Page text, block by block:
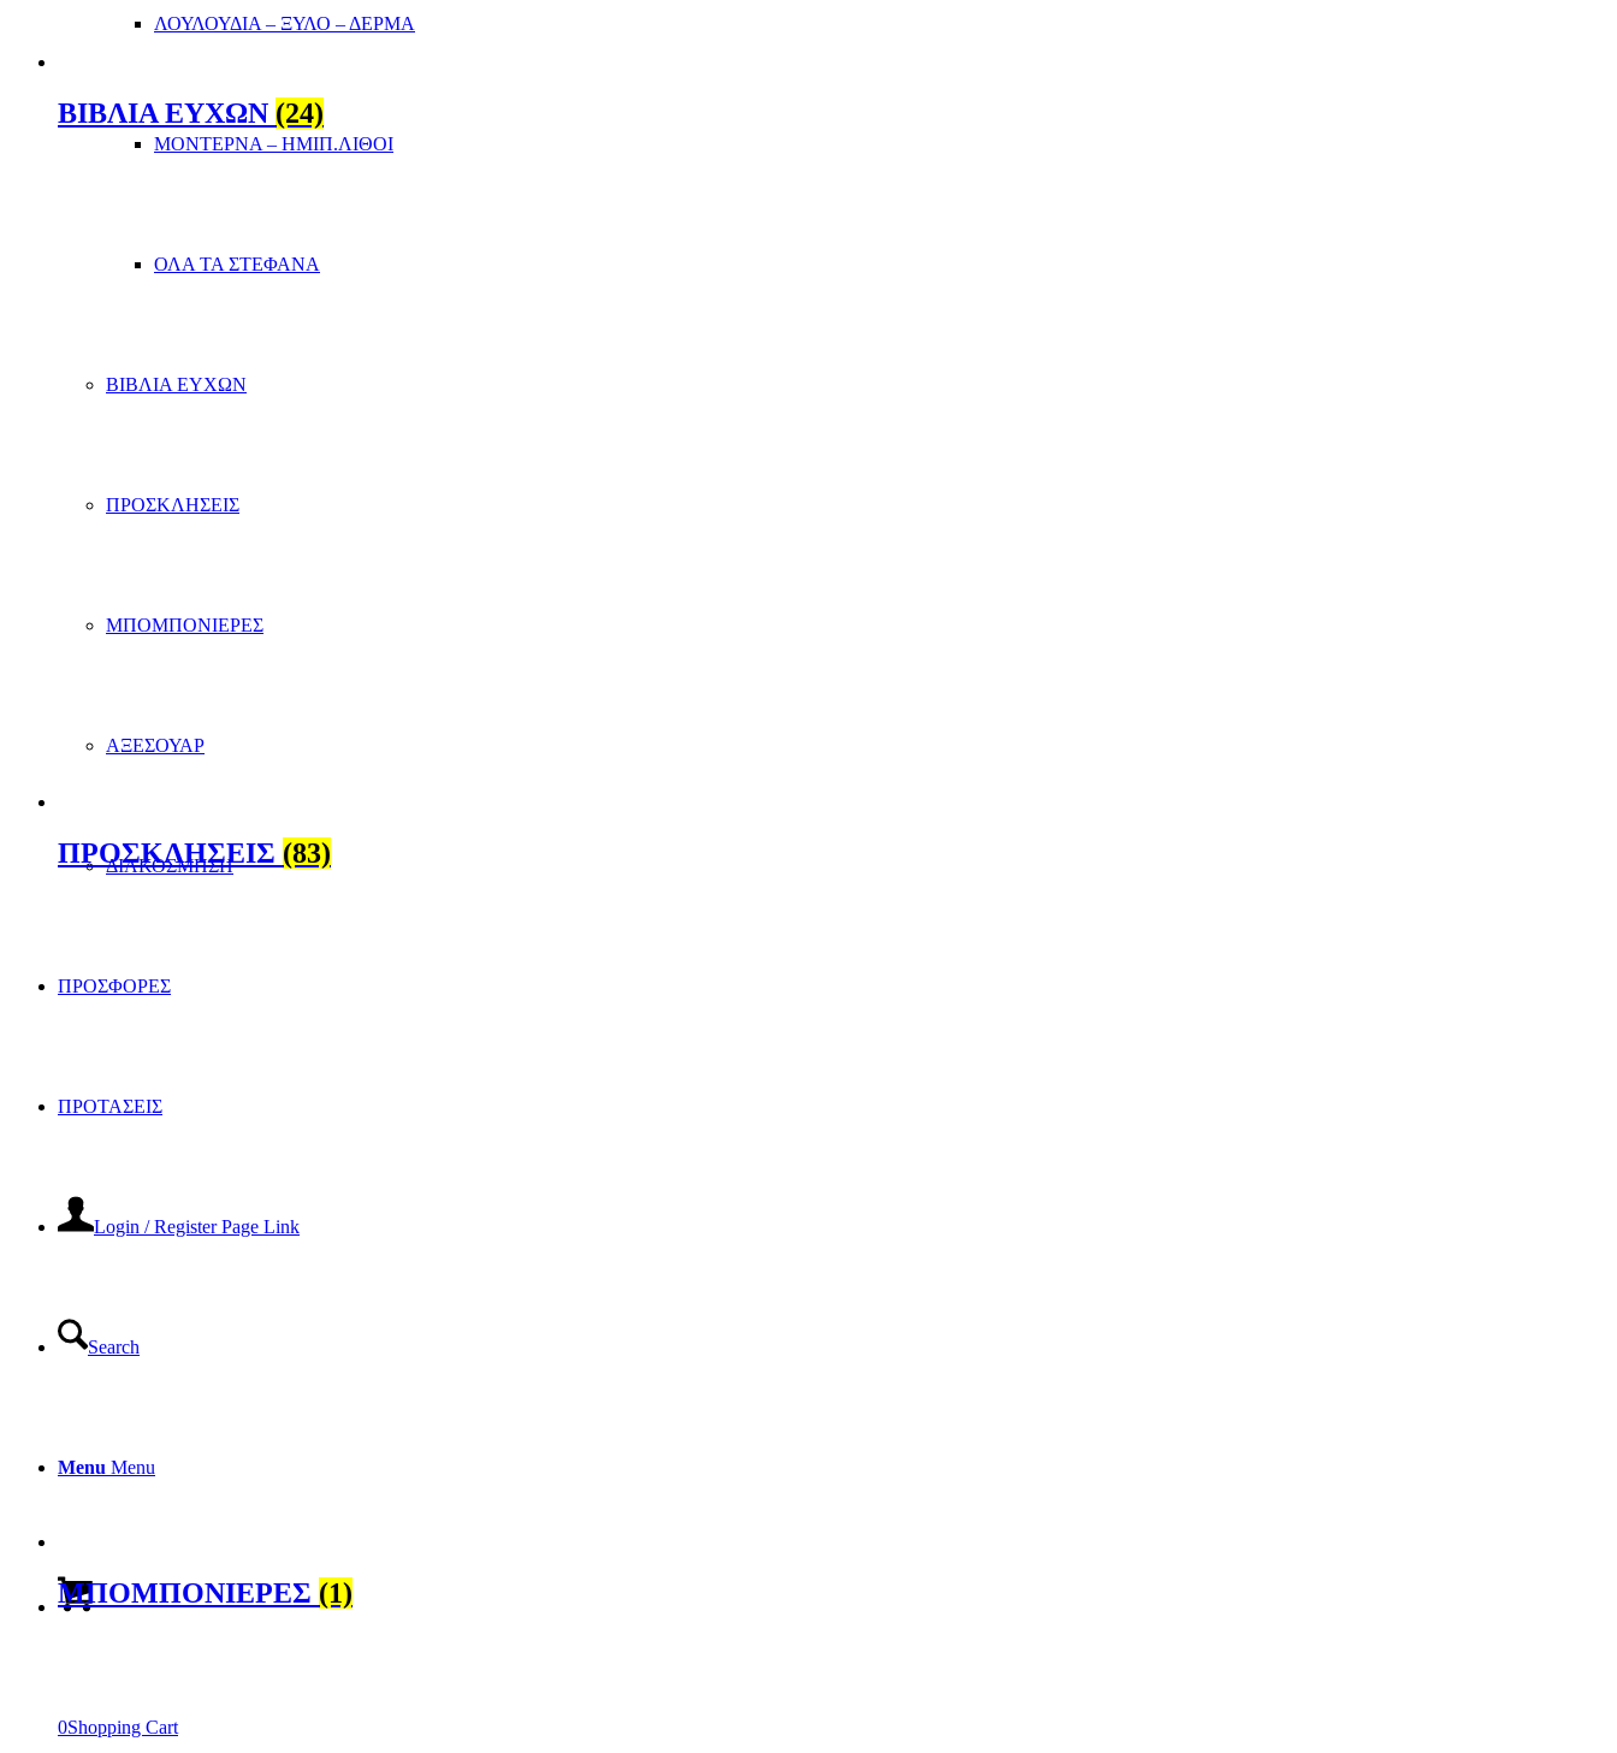
ΛΟΥΛΟΥΔΙΑ – ΞΥΛΟ – ΔΕΡΜΑ
ΜΟΝΤΕΡΝΑ – ΗΜΙΠ.ΛΙΘΟΙ
ΟΛΑ ΤΑ ΣΤΕΦΑΝΑ
ΒΙΒΛΙΑ ΕΥΧΩΝ
ΠΡΟΣΚΛΗΣΕΙΣ
ΜΠΟΜΠΟΝΙΕΡΕΣ
ΑΞΕΣΟΥΑΡ
ΔΙΑΚΟΣΜΗΣΗ
ΠΡΟΣΦΟΡΕΣ
ΠΡΟΤΑΣΕΙΣ
Login / Register Page Link
Search
Menu Menu
0Shopping Cart
ΒΙΒΛΙΑ ΕΥΧΩΝ (24)
ΠΡΟΣΚΛΗΣΕΙΣ (83)
ΜΠΟΜΠΟΝΙΕΡΕΣ (1)